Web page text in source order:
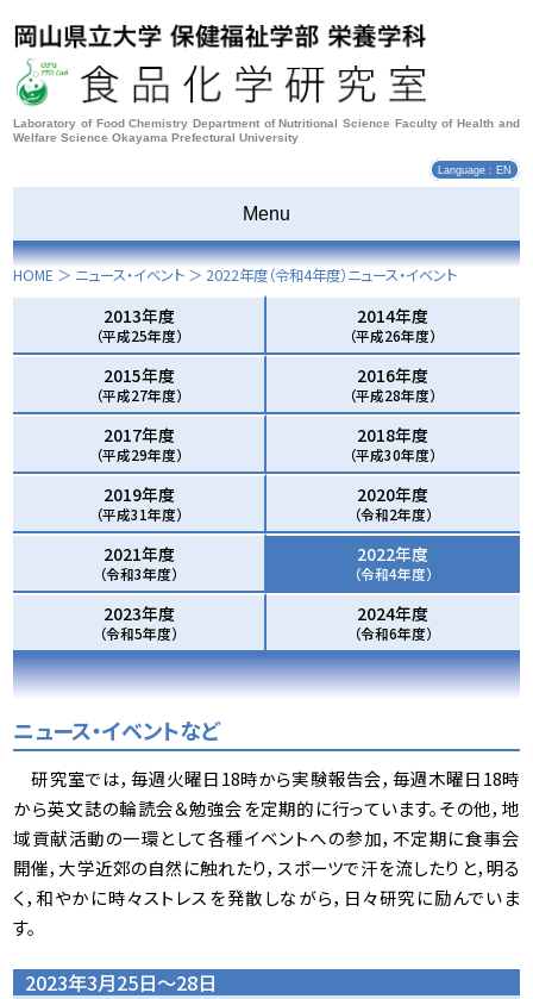
Laboratory of Food Chemistry Department of Nutritional Science Faculty of Health and
Welfare Science Okayama Prefectural University
Language : EN
Menu
HOME ＞ ニュース・イベント ＞ 2022年度（令和4年度）ニュース・イベント
2013年度
（平成25年度）
2014年度
（平成26年度）
2015年度
（平成27年度）
2016年度
（平成28年度）
2017年度
（平成29年度）
2018年度
（平成30年度）
2019年度
（平成31年度）
2020年度
（令和2年度）
2021年度
（令和3年度）
2022年度
（令和4年度）
2023年度
（令和5年度）
2024年度
（令和6年度）
ニュース・イベントなど
研究室では，毎週火曜日18時から実験報告会，毎週木曜日18時
から英文誌の輪読会＆勉強会を定期的に行っています。その他，地
域貢献活動の一環として各種イベントへの参加，不定期に食事会
開催，大学近郊の自然に触れたり，スポーツで汗を流したりと，明る
く，和やかに時々ストレスを発散しながら，日々研究に励んでいま
す。
2023年3月25日～28日